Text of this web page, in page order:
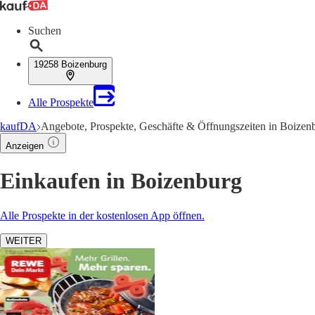
Suchen
19258 Boizenburg
Alle Prospekte
kaufDA Angebote, Prospekte, Geschäfte & Öffnungszeiten in
Anzeigen
Einkaufen in Boizenburg
Alle Prospekte in der kostenlosen App öffnen.
WEITER